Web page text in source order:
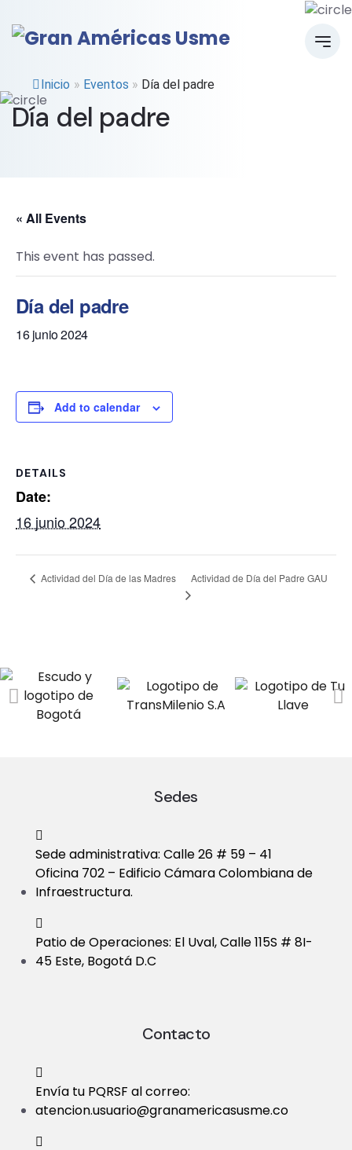
Inicio » Eventos » Día del padre
Día del padre
« All Events
This event has passed.
Día del padre
16 junio 2024
Add to calendar
DETAILS
Date:
16 junio 2024
Actividad del Día de las Madres Actividad de Día del Padre GAU
Sedes
Sede administrativa: Calle 26 # 59 – 41
Oficina 702 – Edificio Cámara Colombiana de
Infraestructura.
Patio de Operaciones: El Uval, Calle 115S # 8I-
45 Este, Bogotá D.C
Contacto
Envía tu PQRSF al correo:
atencion.usuario@granamericasusme.co